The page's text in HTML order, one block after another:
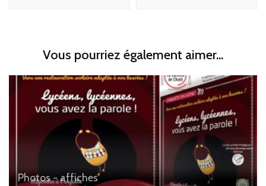
Vous pourriez également aimer...
Photos - affiches